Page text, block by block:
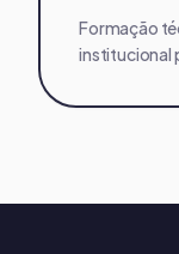
Formação
institucional